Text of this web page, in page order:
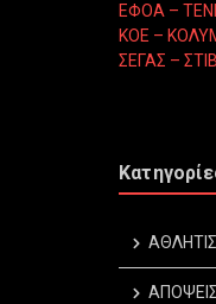
ΕΦΟΑ –
ΚΟΕ –
ΣΕΓΑΣ –
ΑΠΟΨΕΙΣ